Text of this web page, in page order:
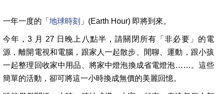
一年一度的「 地球時刻 」(Earth Hour) 即將到來。
今年，3 月 27 日晚上八點半，請關閉所有「非必要」的電
源，離開電視和電腦，跟家人一起散步、閒聊 、運動，跟小孩
一起整理回收家中用品、將家中燈泡換成省電燈泡……。這些
簡單的活動，卻可將這一小時換成無價的美麗回憶。